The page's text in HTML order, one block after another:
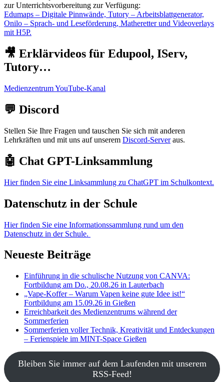
zur Unterrichtsvorbereitung zur Verfügung:
Edumaps – Digitale Pinnwände, Tutory – Arbeitsblattgenerator,
Onilo – Sprach- und Leseförderung, Matheretter und Videoverlays
mit H5P.
🎥 Erklärvideos für Edupool, IServ,
Tutory…
Medienzentrum YouTube-Kanal
💬 Discord
Stellen Sie Ihre Fragen und tauschen Sie sich mit anderen
Lehrkräften und mit uns auf unserem Discord-Serveraus.
🤖 Chat GPT-Linksammlung
Hier finden Sie eine Linksammlung zu ChatGPT im Schulkontext.
Datenschutz in der Schule
Hier finden Sie eine Informationssammlung rund um den
Datenschutz in der Schule.
Neueste Beiträge
Einführung in die schulische Nutzung von CANVA:
Fortbildung am Do., 20.08.26 in Lauterbach
„Vape-Koffer – Warum Vapen keine gute Idee ist!“
Fortbildung am 15.09.26 in Gießen
Erreichbarkeit des Medienzentrums während der
Sommerferien
Sommerferien voller Technik, Kreativität und Entdeckungen
– Ferienspiele im MINT-Space Gießen
Bleiben Sie immer auf dem Laufenden mit unserem
RSS-Feed!